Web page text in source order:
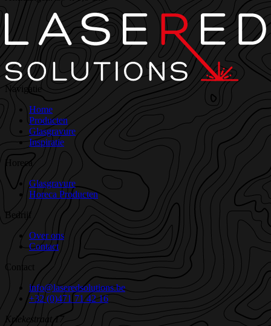
Navigatie
Home
Producten
Glasgravure
Inspiratie
Horeca
Glasgravure
Horeca Producten
Bedrijf
Over ons
Contact
Contact
info@laseredsolutions.be
+32 (0)471 71 42 16
Kriekestraat 17